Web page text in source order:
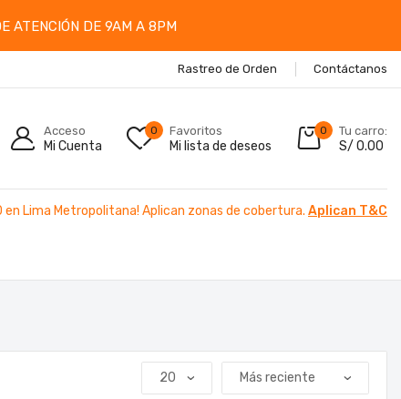
ATENCIÓN DE 9AM A 8PM
Rastreo de Orden Contáctanos
Acceso
Mi Cuenta
0 Favoritos
Mi lista de deseos
0 Tu carro:
S/ 0.00
Lima Metropolitana! Aplican zonas de cobertura. Aplican T&C